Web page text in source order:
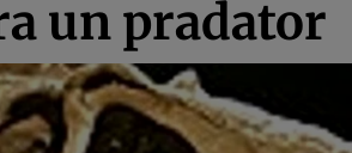
un pradator